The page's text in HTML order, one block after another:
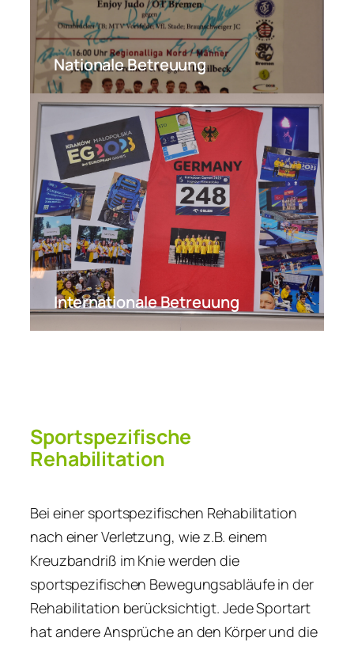
Nationale Betreuung
Internationale Betreuung
Sportspezifische
Rehabilitation
Bei einer sportspezifischen Rehabilitation
nach einer Verletzung, wie z.B. einem
Kreuzbandriß im Knie werden die
sportspezifischen Bewegungsabläufe in der
Rehabilitation berücksichtigt. Jede Sportart
hat andere Ansprüche an den Körper und die